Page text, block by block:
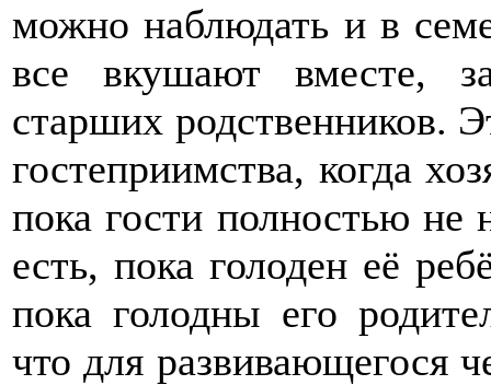
можно наблюдать и в
все вкушают вместе,
старших родственников.
гостеприимства, когда
пока гости полностью не
есть, пока голоден её
пока голодны его
что для развивающегося